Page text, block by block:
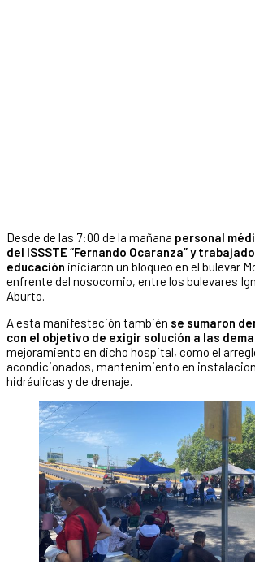
Desde de las 7:00 de la mañana personal
del ISSSTE “Fernando Ocaranza” y
educación iniciaron un bloqueo en el bulevar
enfrente del nosocomio, entre los bulevares
Aburto.
A esta manifestación también se sumaron
con el objetivo de exigir solución a las
mejoramiento en dicho hospital, como el
acondicionados, mantenimiento en
hidráulicas y de drenaje.